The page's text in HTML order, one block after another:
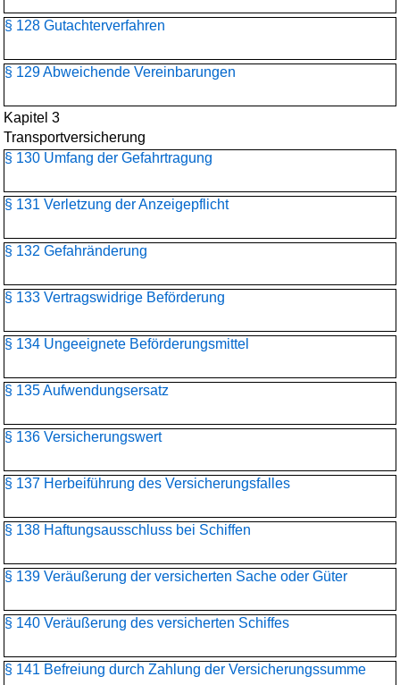
§ 128 Gutachterverfahren
§ 129 Abweichende Vereinbarungen
Kapitel 3
Transportversicherung
§ 130 Umfang der Gefahrtragung
§ 131 Verletzung der Anzeigepflicht
§ 132 Gefahränderung
§ 133 Vertragswidrige Beförderung
§ 134 Ungeeignete Beförderungsmittel
§ 135 Aufwendungsersatz
§ 136 Versicherungswert
§ 137 Herbeiführung des Versicherungsfalles
§ 138 Haftungsausschluss bei Schiffen
§ 139 Veräußerung der versicherten Sache oder Güter
§ 140 Veräußerung des versicherten Schiffes
§ 141 Befreiung durch Zahlung der Versicherungssumme